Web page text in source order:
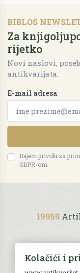
BIBLOS
Za
rijetko
Novi naslovi,
antikvarijata.
E-mail adresa
Dajem privolu za
GDPR-om.
19959
Kolačići i